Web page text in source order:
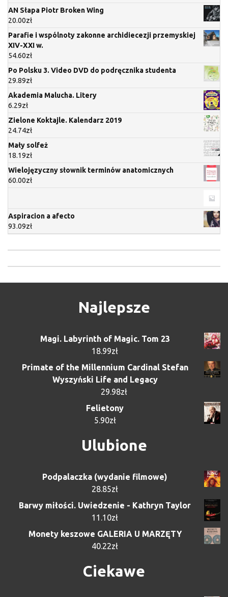
AN Słapa Piotr Broken Wing
20.00zł
Parafie i wspólnoty zakonne archidiecezji przemyskiej
XIV-XXI w.
54.60zł
Po Polsku 3. Video DVD do podręcznika studenta
29.89zł
Akademia Malucha. Litery
6.29zł
Zielone Koktajle. Kalendarz 2019
24.74zł
Mały solfeż
18.19zł
Wielojęzyczny słownik terminów anatomicznych
60.00zł
Aspiracion a afecto
93.09zł
Najlepsze
Magi. Labyrinth of Magic. Tom 23
18.99zł
Primate of the Millennium Cardinal Stefan
Wyszyński Life and Legacy
29.98zł
Felietony
5.90zł
Ulubione
Podpalaczka (wydanie filmowe)
28.85zł
Barwy miłości. Uwiedzenie - Kathryn Taylor
11.10zł
Monety keszowe GALERIA U MARZĘTY
40.22zł
Ciekawe